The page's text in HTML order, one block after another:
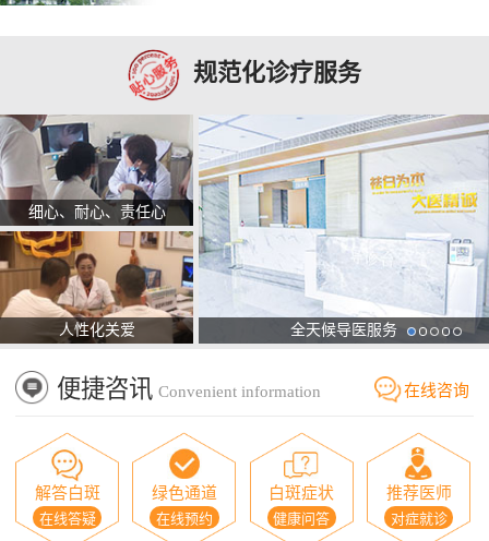
规范化诊疗服务
细心、耐心、责任心
人性化关爱 全天候导医服务
便捷咨讯 Convenient information 在线咨询
解答白斑
在线答疑
绿色通道
在线预约
白斑症状
健康问答
推荐医师
对症就诊